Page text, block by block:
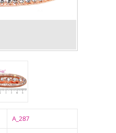
A_287